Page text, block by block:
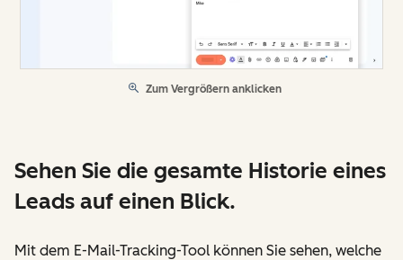
Zum Vergrößern anklicken
Sehen Sie die gesamte Historie eines
Leads auf einen Blick.
Mit dem E-Mail-Tracking-Tool können Sie sehen, welche